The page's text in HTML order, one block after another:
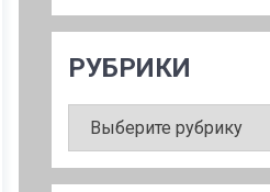
РУБРИКИ